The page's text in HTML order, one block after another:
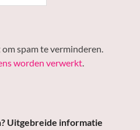
spam te verminderen.
worden verwerkt.
Uitgebreide informatie